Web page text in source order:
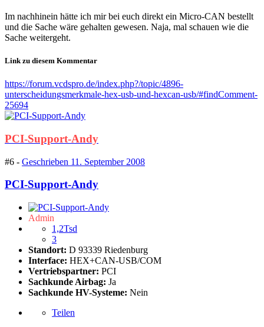
Im nachhinein hätte ich mir bei euch direkt ein Micro-CAN bestellt
und die Sache wäre gehalten gewesen. Naja, mal schauen wie die
Sache weitergeht.
Link zu diesem Kommentar
https://forum.vcdspro.de/index.php?/topic/4896-
unterscheidungsmerkmale-hex-usb-und-hexcan-usb/#findComment-
25694
PCI-Support-Andy
#6 - Geschrieben 11. September 2008
PCI-Support-Andy
Admin
1,2Tsd
3
Standort: D 93339 Riedenburg
Interface: HEX+CAN-USB/COM
Vertriebspartner: PCI
Sachkunde Airbag: Ja
Sachkunde HV-Systeme: Nein
Teilen